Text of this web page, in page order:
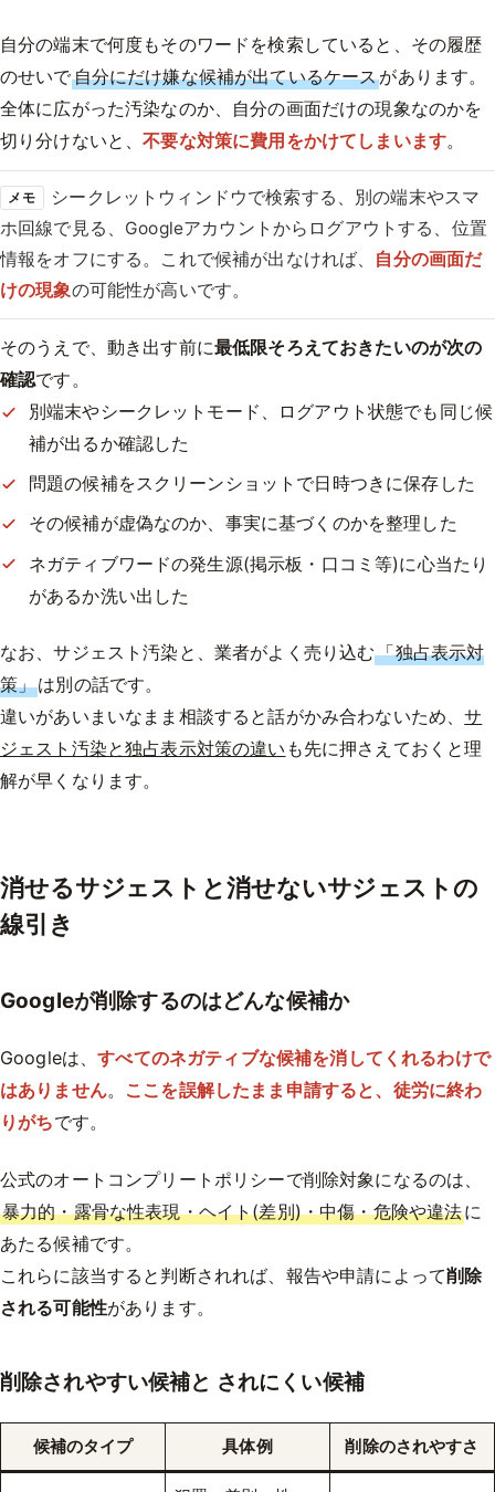
自分の端末で何度もそのワードを検索していると、その履歴
のせいで自分にだけ嫌な候補が出ているケースがあります。
全体に広がった汚染なのか、自分の画面だけの現象なのかを
切り分けないと、不要な対策に費用をかけてしまいます。
メモ
シークレットウィンドウで検索する、別の端末やスマ
ホ回線で見る、Googleアカウントからログアウトする、位置
情報をオフにする。これで候補が出なければ、 自分の画面だ
けの現象の可能性が高いです。
そのうえで、動き出す前に最低限そろえておきたいのが次の
確認です。
別端末やシークレットモード、ログアウト状態でも同じ候
補が出るか確認した
問題の候補をスクリーンショットで日時つきに保存した
その候補が虚偽なのか、事実に基づくのかを整理した
ネガティブワードの発生源(掲示板・口コミ等)に心当たり
があるか洗い出した
なお、サジェスト汚染と、業者がよく売り込む「独占表示対
策」は別の話です。
違いがあいまいなまま相談すると話がかみ合わないため、サ
ジェスト汚染と独占表示対策の違い も先に押さえておくと理
解が早くなります。
消せるサジェストと消せないサジェストの
線引き
Googleが削除するのはどんな候補か
Googleは、すべてのネガティブな候補を消してくれるわけで
はありません。 ここを誤解したまま申請すると、徒労に終わ
りがちです。
公式のオートコンプリートポリシーで削除対象になるのは、
暴力的・露骨な性表現・ヘイト(差別)・中傷・危険や違法に
あたる候補です。
これらに該当すると判断されれば、報告や申請によって削除
される可能性があります。
削除されやすい候補と されにくい候補
候補のタイプ 具体例 削除のされやすさ